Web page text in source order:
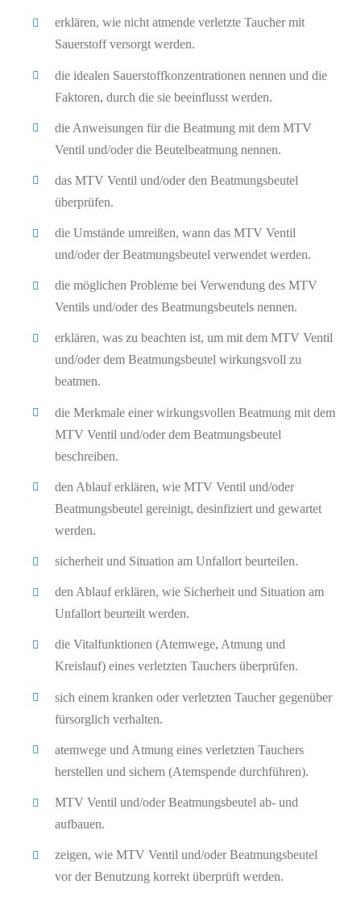
erklären, wie nicht atmende verletzte Taucher mit
Sauerstoff versorgt werden.
die idealen Sauerstoffkonzentrationen nennen und die
Faktoren, durch die sie beeinflusst werden.
die Anweisungen für die Beatmung mit dem MTV
Ventil und/oder die Beutelbeatmung nennen.
das MTV Ventil und/oder den Beatmungsbeutel
überprüfen.
die Umstände umreißen, wann das MTV Ventil
und/oder der Beatmungsbeutel verwendet werden.
die möglichen Probleme bei Verwendung des MTV
Ventils und/oder des Beatmungsbeutels nennen.
erklären, was zu beachten ist, um mit dem MTV Ventil
und/oder dem Beatmungsbeutel wirkungsvoll zu
beatmen.
die Merkmale einer wirkungsvollen Beatmung mit dem
MTV Ventil und/oder dem Beatmungsbeutel
beschreiben.
den Ablauf erklären, wie MTV Ventil und/oder
Beatmungsbeutel gereinigt, desinfiziert und gewartet
werden.
sicherheit und Situation am Unfallort beurteilen.
den Ablauf erklären, wie Sicherheit und Situation am
Unfallort beurteilt werden.
die Vitalfunktionen (Atemwege, Atmung und
Kreislauf) eines verletzten Tauchers überprüfen.
sich einem kranken oder verletzten Taucher gegenüber
fürsorglich verhalten.
atemwege und Atmung eines verletzten Tauchers
herstellen und sichern (Atemspende durchführen).
MTV Ventil und/oder Beatmungsbeutel ab- und
aufbauen.
zeigen, wie MTV Ventil und/oder Beatmungsbeutel
vor der Benutzung korrekt überprüft werden.